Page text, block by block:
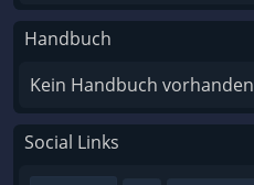
Handbuch
Kein Handbuch vorhanden
Social Links